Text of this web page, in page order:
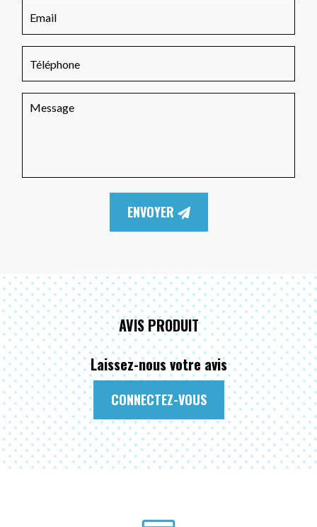
ENVOYER
AVIS PRODUIT
Laissez-nous votre avis
CONNECTEZ-VOUS